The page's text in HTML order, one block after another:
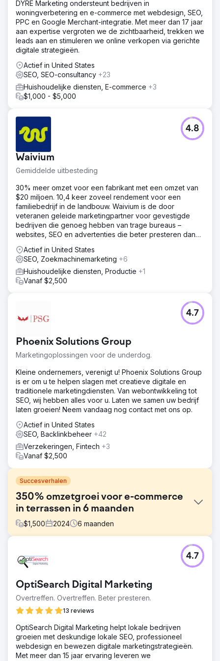
DYRE Marketing ondersteunt bedrijven in
woningverbetering en e-commerce met webdesign, SEO,
PPC en Google Merchant-integratie. Met meer dan 17 jaar
aan expertise vergroten we de zichtbaarheid, trekken we
leads aan en stimuleren we online verkopen via gerichte
digitale strategieën.
Actief in United States
SEO, SEO-consultancy +23
Huishoudelijke diensten, E-commerce +3
$1,000 - $5,000
Waivium
Gemiddelde uitbesteding
4.8
30% meer omzet voor een fabrikant met een omzet van
$20 miljoen. 10,4 keer zoveel rendement voor een
familiebedrijf in de landbouw. Waivium is de door
veteranen geleide marketingpartner voor gevestigde
bedrijven die genoeg hebben van trage bureaus –
websites, SEO en advertenties die beter presteren dan
Actief in United States
SEO, Zoekmachinemarketing +6
Huishoudelijke diensten, Productie +1
Vanaf $2,500
Phoenix Solutions Group
Marketingoplossingen voor de underdog.
4.7
Kleine ondernemers, verenigt u! Phoenix Solutions Group
is er om u te helpen slagen met creatieve digitale en
traditionele marketingdiensten. Van webontwikkeling tot
SEO, wij hebben alles voor u. Laten we samen uw bedrijf
laten groeien! Neem vandaag nog contact met ons op.
Actief in United States
SEO, Backlinkbeheer +42
Verzekeringen, Fintech +3
Vanaf $2,500
Succesverhalen
350% omzetgroei voor e-commerce
in terrassen in 6 maanden
$1,500 2024 6 maanden
Voordat ze met DYRE Marketing gingen samenwerken,
had de e-commercewinkel voor terrasbenodigdheden te
marketingbureau. Ze ontvingen onnauwkeurige
rapportages en hadden geen duidelijk inzicht in waar hun
verkopen vandaan kwamen of hoe hun budget werd
besteed. Zonder transparantie hadden ze moeite om
succes te meten of weloverwogen beslissingen te
nemen, waardoor hun digitale marketinginspanningen
inefficiënt en kostbaar waren.
Oplossing
OptiSearch Digital Marketing
Overtreffen. Overtreffen. Beter presteren.
13 reviews
4.7
OptiSearch Digital Marketing helpt lokale bedrijven
groeien met deskundige lokale SEO, professioneel
webdesign en bewezen digitale marketingstrategieën.
Met meer dan 15 jaar ervaring leveren we